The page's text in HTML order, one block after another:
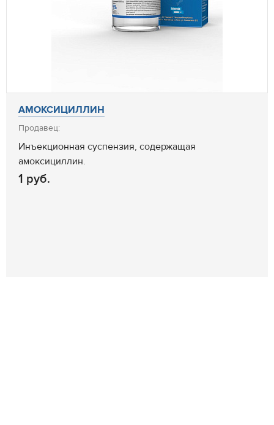
АМОКСИЦИЛЛИН
Продавец:
Инъекционная суспензия, содержащая
амоксициллин.
1 руб.